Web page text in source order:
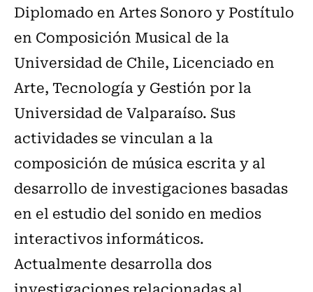
Diplomado en Artes Sonoro y Postítulo
en Composición Musical de la
Universidad de Chile, Licenciado en
Arte, Tecnología y Gestión por la
Universidad de Valparaíso. Sus
actividades se vinculan a la
composición de música escrita y al
desarrollo de investigaciones basadas
en el estudio del sonido en medios
interactivos informáticos.
Actualmente desarrolla dos